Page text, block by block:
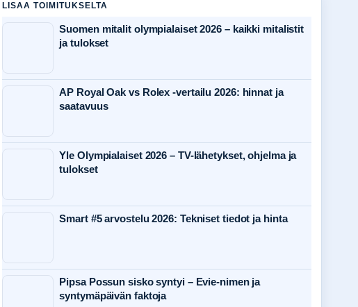
LISAA TOIMITUKSELTA
Suomen mitalit olympialaiset 2026 – kaikki mitalistit
ja tulokset
AP Royal Oak vs Rolex -vertailu 2026: hinnat ja
saatavuus
Yle Olympialaiset 2026 – TV-lähetykset, ohjelma ja
tulokset
Smart #5 arvostelu 2026: Tekniset tiedot ja hinta
Pipsa Possun sisko syntyi – Evie-nimen ja
syntymäpäivän faktoja